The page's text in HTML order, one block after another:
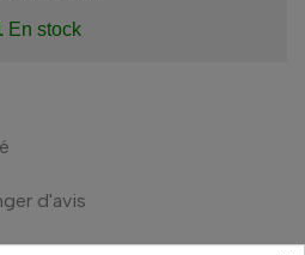
En stock
d'avis